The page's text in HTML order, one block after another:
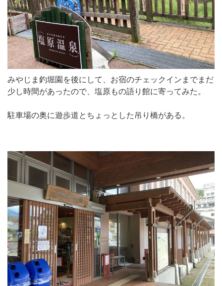
みやじま釣堀園を後にして、お宿のチェックインまでまだ
少し時間があったので、塩原もの語り館に寄ってみた。
駐車場の奥に遊歩道とちょっとした吊り橋がある。